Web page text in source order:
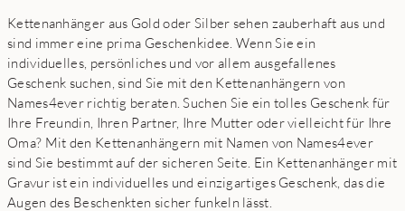
Kettenanhänger aus Gold oder Silber sehen zauberhaft aus und
sind immer eine prima Geschenkidee. Wenn Sie ein
individuelles, persönliches und vor allem ausgefallenes
Geschenk suchen, sind Sie mit den Kettenanhängern von
Names4ever richtig beraten. Suchen Sie ein tolles Geschenk für
Ihre Freundin, Ihren Partner, Ihre Mutter oder vielleicht für Ihre
Oma? Mit den Kettenanhängern mit Namen von Names4ever
sind Sie bestimmt auf der sicheren Seite. Ein Kettenanhänger mit
Gravur ist ein individuelles und einzigartiges Geschenk, das die
Augen des Beschenkten sicher funkeln lässt.